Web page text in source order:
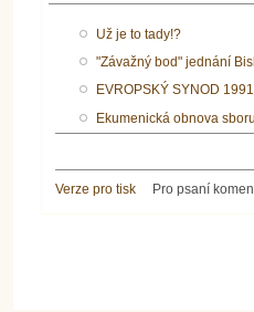
Už je to tady!?
"Závažný bod" jednání
EVROPSKÝ SYNOD 1991
Ekumenická obnova
Verze pro tisk Pro psaní